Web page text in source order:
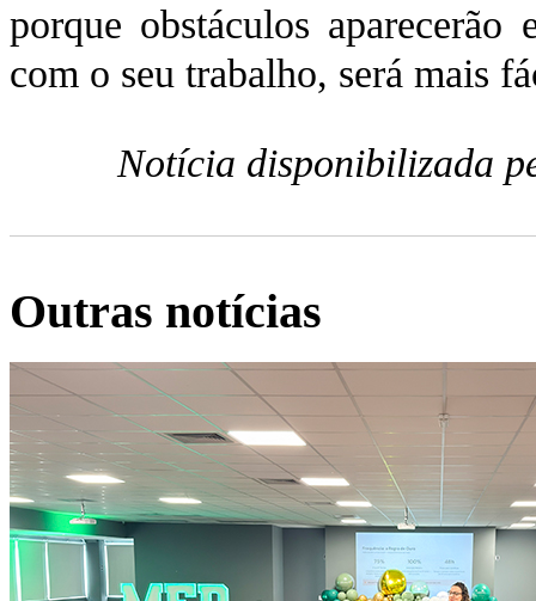
porque obstáculos
com o seu trabalho, será mais
Notícia disponibilizada
Outras notícias